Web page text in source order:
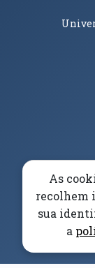
As
recolhem
sua
a